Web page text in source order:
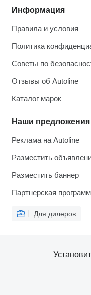
Информация
Правила и условия
Политика
Советы по
Отзывы об Autoline
Каталог марок
Наши предложения
Реклама на Autoline
Разместить
Разместить баннер
Партнерская
Для дилеров